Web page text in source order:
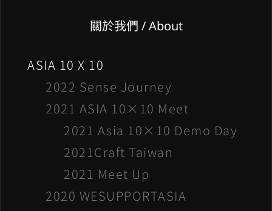
關於我們 / About
ASIA 10 X 10
2022 Sense Journey
2021 ASIA 10×10 Meet
2021 Asia 10×10 Demo Day
2021Craft Taiwan
2021 Meet Up
2020 WESUPPORTASIA